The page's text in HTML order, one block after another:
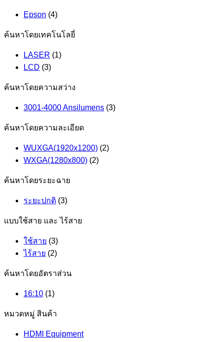
Epson (4)
ค้นหาโดยเทคโนโลยี่
LASER (1)
LCD (3)
ค้นหาโดยความสว่าง
3001-4000 Ansilumens (3)
ค้นหาโดยความละเอียด
WUXGA(1920x1200) (2)
WXGA(1280x800) (2)
ค้นหาโดยระยะฉาย
ระยะปกติ (3)
แบบใช้สาย และ ไร้สาย
ใช้สาย (3)
ไร้สาย (2)
ค้นหาโดยอัตราส่วน
16:10 (1)
หมวดหมู่ สินค้า
HDMI Equipment